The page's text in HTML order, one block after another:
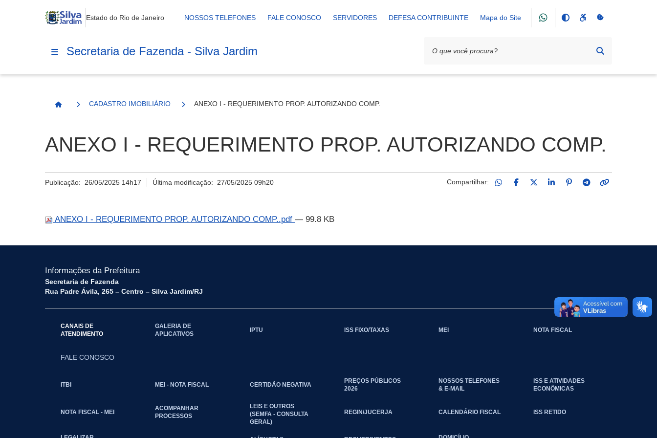
Estado do Rio de Janeiro NOSSOS TELEFONES FALE CONOSCO SERVIDORES DEFESA CONTRIBUINTE Mapa do Site
Secretaria de Fazenda - Silva Jardim
Página Inicial
CADASTRO IMOBILIÁRIO ANEXO I - REQUERIMENTO PROP. AUTORIZANDO COMP.
ANEXO I - REQUERIMENTO PROP. AUTORIZANDO COMP.
Publicação: 26/05/2025 14h17 Última modificação: 27/05/2025 09h20 Compartilhar:
ANEXO I - REQUERIMENTO PROP. AUTORIZANDO COMP..pdf — 99.8 KB
Informações da Prefeitura
Secretaria de Fazenda
Rua Padre Ávila, 265 – Centro – Silva Jardim/RJ
CANAIS DE
ATENDIMENTO
FALE CONOSCO
GALERIA DE
APLICATIVOS
IPTU ISS FIXO/TAXAS MEI NOTA FISCAL
ITBI MEI - NOTA FISCAL CERTIDÃO NEGATIVA
PREÇOS PÚBLICOS
2026
NOSSOS TELEFONES
& E-MAIL
ISS E ATIVIDADES
ECONÔMICAS
NOTA FISCAL - MEI
ACOMPANHAR
PROCESSOS
LEIS E OUTROS
(SEMFA - CONSULTA
GERAL)
REGIN/JUCERJA CALENDÁRIO FISCAL ISS RETIDO